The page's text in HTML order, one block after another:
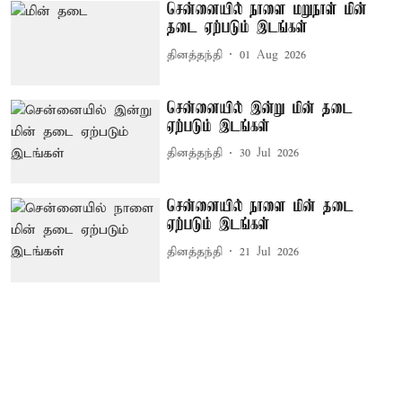
சென்னையில் நாளை மறுநாள் மின்
தடை ஏற்படும் இடங்கள்
தினத்தந்தி 01 Aug 2026
சென்னையில் இன்று மின் தடை
ஏற்படும் இடங்கள்
தினத்தந்தி 30 Jul 2026
சென்னையில் நாளை மின் தடை
ஏற்படும் இடங்கள்
தினத்தந்தி 21 Jul 2026